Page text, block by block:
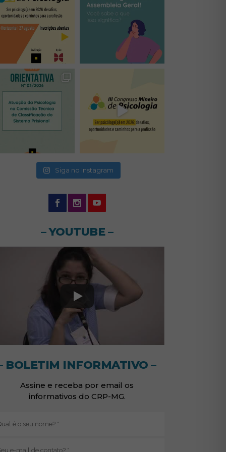
(abre em nova janela)
Siga no Instagram(abre em nova janela)
– YOUTUBE –
BOLETIM INFORMATIVO –
Assine e receba por email os
informativos do CRP-MG.